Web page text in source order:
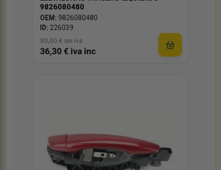
9826080480
OEM: 9826080480
ID: 226039
30,00 € sin iva
36,30 € iva inc